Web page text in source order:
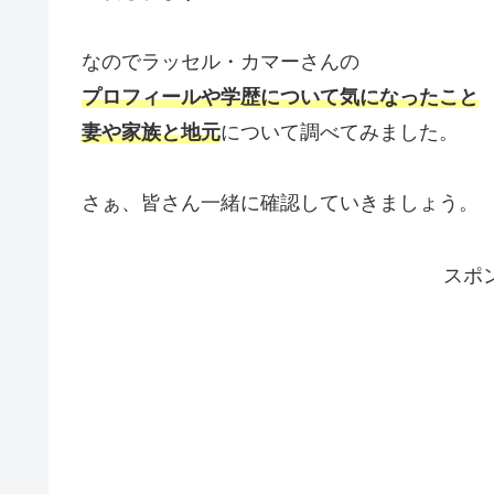
なのでラッセル・カマーさんの
プロフィールや学歴について気になったこと
妻や家族と地元について調べてみました。
さぁ、皆さん一緒に確認していきましょう。
スポ